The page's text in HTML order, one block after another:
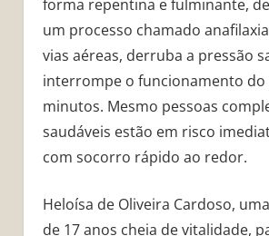
forma repentina e fulminante,
um processo chamado
vias aéreas, derruba a pressão
interrompe o funcionamento do
minutos. Mesmo pessoas
saudáveis estão em risco
com socorro rápido ao redor.
Heloísa de Oliveira Cardoso,
de 17 anos cheia de vitalidade,